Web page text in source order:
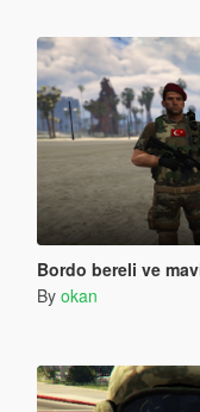
Bordo bereli ve
By okan